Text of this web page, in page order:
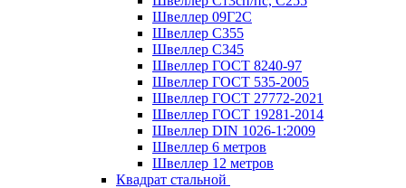
Швеллер 09Г2С
Швеллер С355
Швеллер С345
Швеллер ГОСТ 8240-97
Швеллер ГОСТ 535-2005
Швеллер ГОСТ 27772-2021
Швеллер ГОСТ 19281-2014
Швеллер DIN 1026-1:2009
Швеллер 6 метров
Швеллер 12 метров
Квадрат стальной